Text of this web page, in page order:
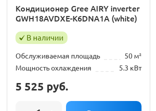
Кондиционер Gree AIRY inverter
GWH18AVDXE-K6DNA1A (white)
В наличии
Обслуживаемая площадь
50 м²
Мощность охлаждения
5.3 кВт
5 525 руб.